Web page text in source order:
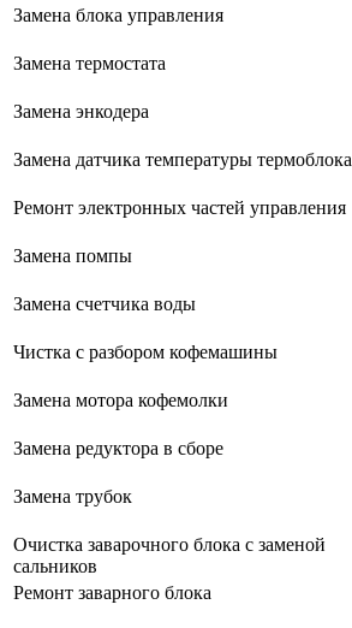
Замена блока управления
Замена термостата
Замена энкодера
Замена датчика температуры термоблока
Ремонт электронных частей управления
Замена помпы
Замена счетчика воды
Чистка с разбором кофемашины
Замена мотора кофемолки
Замена редуктора в сборе
Замена трубок
Очистка заварочного блока с заменой
сальников
Ремонт заварного блока